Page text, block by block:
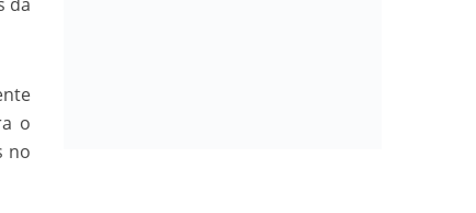
o
no